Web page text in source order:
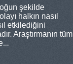
şekilde
halkın nasıl
etkilediğini
Araştırmanın tüm